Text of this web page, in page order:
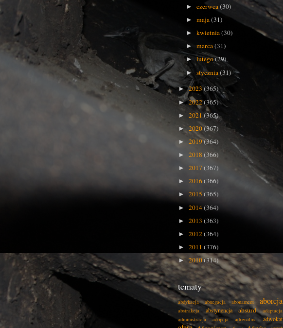
►czerwca(30)
►maja(31)
►kwietnia(30)
►marca(31)
►lutego(29)
►stycznia(31)
►2023(365)
►2022(365)
► 2021(365)
► 2020(367)
► 2019(364)
► 2018 (366)
► 2017 (367)
► 2016(366)
► 2015 (365)
► 2014(364)
► 2013 (363)
► 2012(364)
► 2011 (376)
► 2010(314)
tematy
abdykacja abnegacja abonament aborcja
abstrakcja abstynencja absurd
adaptacja
administracja
adopcja adrenalina adwokat